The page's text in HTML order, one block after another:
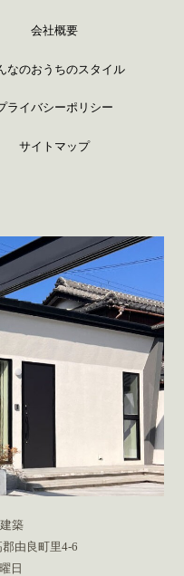
会社概要
なのおうちのスタイル
ライバシーポリシー
サイトマップ
築
郡由良町里4-6
日